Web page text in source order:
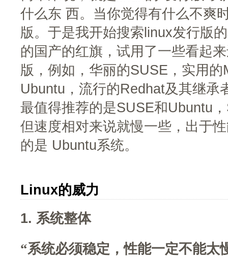
什么东 西。当你觉得有什么不爽
版。于是我开始搜索linux发行版
的国产的红旗，试用了一些看起
版，例如，华丽的SUSE，实用
Ubuntu，流行的Redhat及其继承
最值得推荐的是SUSE和Ubuntu
但速度相对来说就慢一些，出于
的是 Ubuntu系统。
Linux的威力
1. 系统整体
“系统必须稳定，性能一定不能太